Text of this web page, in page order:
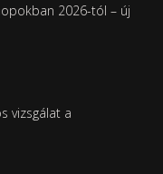
2026-tól – új
vizsgálat a